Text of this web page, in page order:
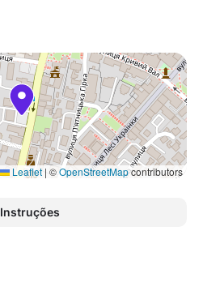
Leaflet | ©OpenStreetMapcontributors
Instruções